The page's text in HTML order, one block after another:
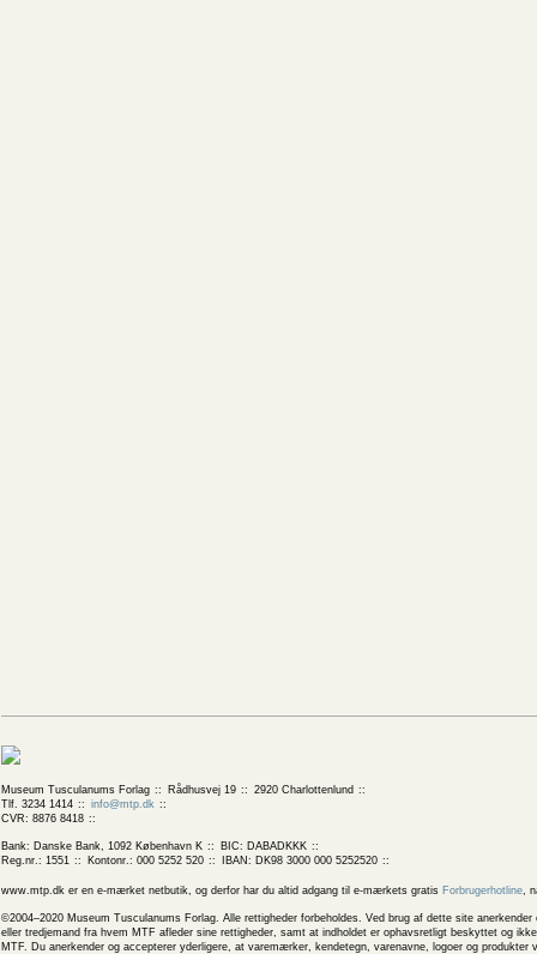
Museum Tusculanums Forlag Rådhusvej 19
2920 Charlottenlund
Tlf. 3234 1414
info@mtp.dk
CVR: 8876 8418
Bank: Danske Bank, 1092 København K
BIC: DABADKKK
Reg.nr.: 1551
Kontonr.: 000 5252 520 IBAN: DK98 3000 000 5252520
www.mtp.dk er en e-mærket netbutik, og derfor har du altid adgang til e-mærkets gratis Forbrugerhotline,
©2004–2020 Museum Tusculanums Forlag. Alle rettigheder forbeholdes. Ved brug af dette site
eller tredjemand fra hvem MTF afleder sine rettigheder, samt at indholdet er ophavsretligt beskyttet og
MTF. Du anerkender og accepterer yderligere, at varemærker, kendetegn, varenavne, logoer og